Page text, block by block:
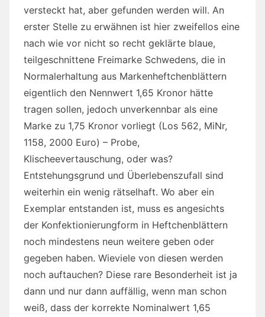
versteckt hat, aber gefunden werden will. An
erster Stelle zu erwähnen ist hier zweifellos eine
nach wie vor nicht so recht geklärte blaue,
teilgeschnittene Freimarke Schwedens, die in
Normalerhaltung aus Markenheftchenblättern
eigentlich den Nennwert 1,65 Kronor hätte
tragen sollen, jedoch unverkennbar als eine
Marke zu 1,75 Kronor vorliegt (Los 562, MiNr,
1158, 2000 Euro) – Probe,
Klischeevertauschung, oder was?
Entstehungsgrund und Überlebenszufall sind
weiterhin ein wenig rätselhaft. Wo aber ein
Exemplar entstanden ist, muss es angesichts
der Konfektionierungform in Heftchenblättern
noch mindestens neun weitere geben oder
gegeben haben. Wieviele von diesen werden
noch auftauchen? Diese rare Besonderheit ist ja
dann und nur dann auffällig, wenn man schon
weiß, dass der korrekte Nominalwert 1,65